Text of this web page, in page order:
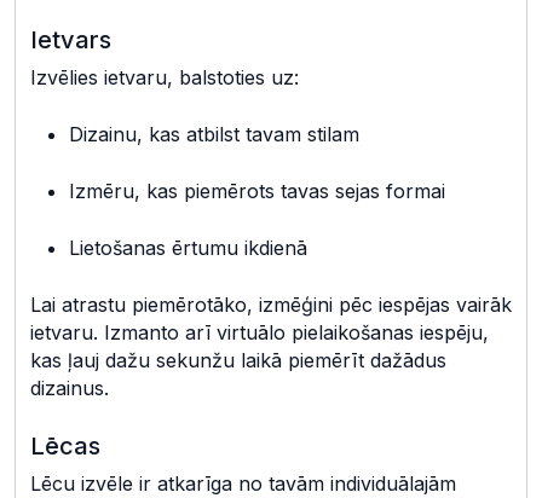
Ietvars
Izvēlies ietvaru, balstoties uz:
Dizainu, kas atbilst tavam stilam
Izmēru, kas piemērots tavas sejas formai
Lietošanas ērtumu ikdienā
Lai atrastu piemērotāko, izmēģini pēc iespējas vairāk
ietvaru. Izmanto arī virtuālo pielaikošanas iespēju,
kas ļauj dažu sekunžu laikā piemērīt dažādus
dizainus.
Lēcas
Lēcu izvēle ir atkarīga no tavām individuālajām